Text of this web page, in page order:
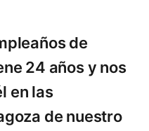
de
24 años y nos
en las
de nuestro